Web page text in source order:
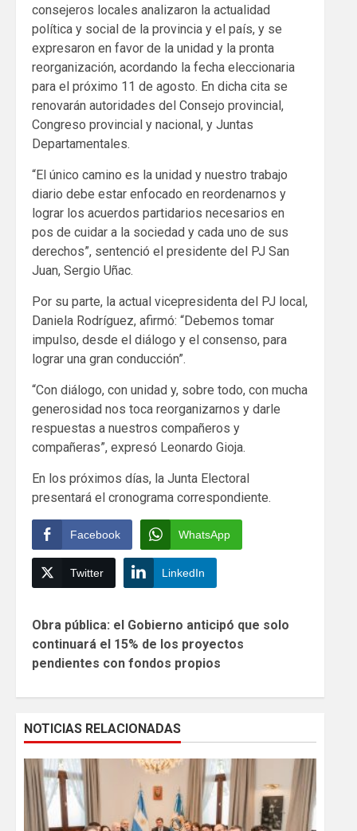
consejeros locales analizaron la actualidad
política y social de la provincia y el país, y se
expresaron en favor de la unidad y la pronta
reorganización, acordando la fecha eleccionaria
para el próximo 11 de agosto. En dicha cita se
renovarán autoridades del Consejo provincial,
Congreso provincial y nacional, y Juntas
Departamentales.
“El único camino es la unidad y nuestro trabajo
diario debe estar enfocado en reordenarnos y
lograr los acuerdos partidarios necesarios en
pos de cuidar a la sociedad y cada uno de sus
derechos”, sentenció el presidente del PJ San
Juan, Sergio Uñac.
Por su parte, la actual vicepresidenta del PJ local,
Daniela Rodríguez, afirmó: “Debemos tomar
impulso, desde el diálogo y el consenso, para
lograr una gran conducción”.
“Con diálogo, con unidad y, sobre todo, con mucha
generosidad nos toca reorganizarnos y darle
respuestas a nuestros compañeros y
compañeras”, expresó Leonardo Gioja.
En los próximos días, la Junta Electoral
presentará el cronograma correspondiente.
Facebook WhatsApp
Twitter LinkedIn
Reading
Obra pública: el Gobierno anticipó que solo
continuará el 15% de los proyectos
pendientes con fondos propios
NOTICIAS RELACIONADAS